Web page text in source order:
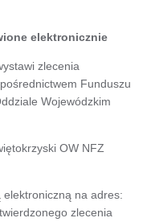
elektronicznie
zlecenia
Funduszu
Wojewódzkim
OW NFZ
na adres:
zlecenia